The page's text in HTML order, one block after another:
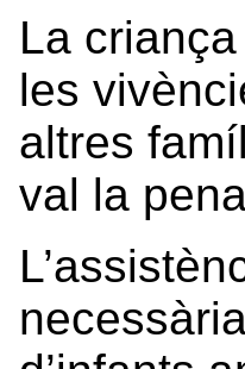
La
les
altres
val la